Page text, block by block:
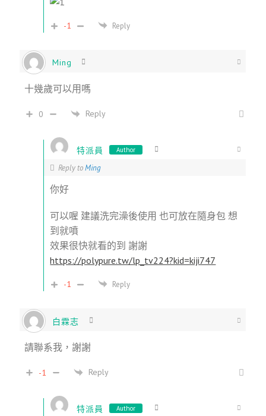
-1 Reply
Ming
十幾歲可以用嗎
0 Reply
特派員 Author
Reply toMing
你好
可以喔 建議洗完澡後使用 也可放在隨身包 想
到就噴
效果很快就看的到 謝謝
https://polypure.tw/lp_tv224?kid=kiji747
-1 Reply
白霖志
請聯系我，謝謝
-1 Reply
特派員 Author